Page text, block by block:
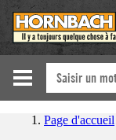
Page d'accueil